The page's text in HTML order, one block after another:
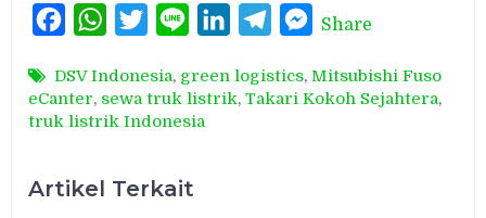
FacebookWhatsAppTwitterLine LinkedInTelegramMessenger
Share
DSV Indonesia, green logistics,Mitsubishi Fuso
eCanter, sewa truk listrik,Takari Kokoh Sejahtera,
truk listrik Indonesia
Artikel Terkait